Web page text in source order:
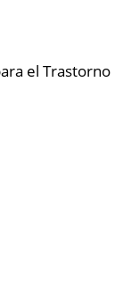
el Trastorno